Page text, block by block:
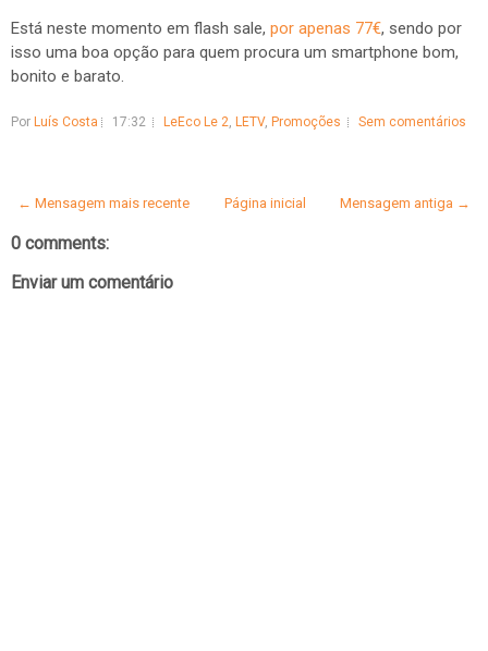
Está neste momento em flash sale, por apenas 77€, sendo por
isso uma boa opção para quem procura um smartphone bom,
bonito e barato.
Por Luís Costa 17:32 LeEco Le 2, LETV, Promoções Sem comentários
← Mensagem mais recente Mensagem antiga →
Página inicial
0 comments:
Enviar um comentário